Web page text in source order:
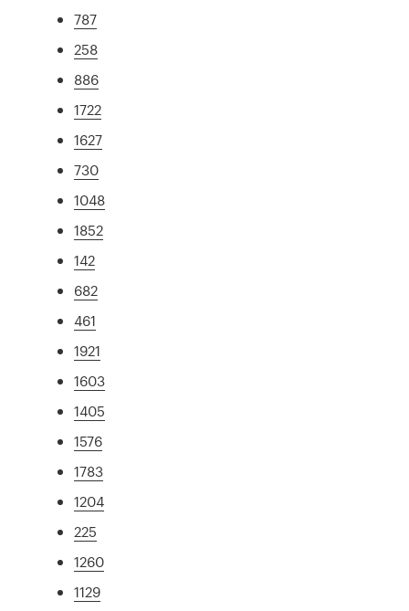
787
258
886
1722
1627
730
1048
1852
142
682
461
1921
1603
1405
1576
1783
1204
225
1260
1129